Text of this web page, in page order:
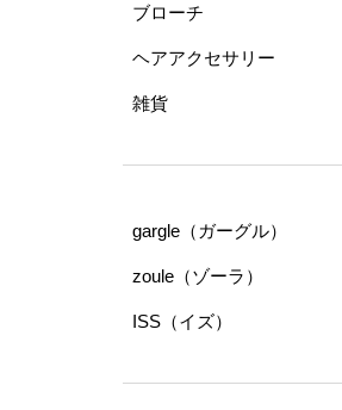
ブローチ
ヘアアクセサリー
雑貨
gargle（ガーグル）
zoule（ゾーラ）
ISS（イズ）